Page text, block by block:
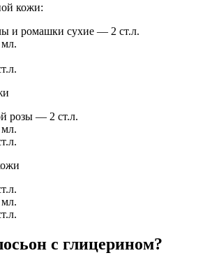
кожи:
и ромашки сухие — 2 ст.л.
розы — 2 ст.л.
с глицерином?